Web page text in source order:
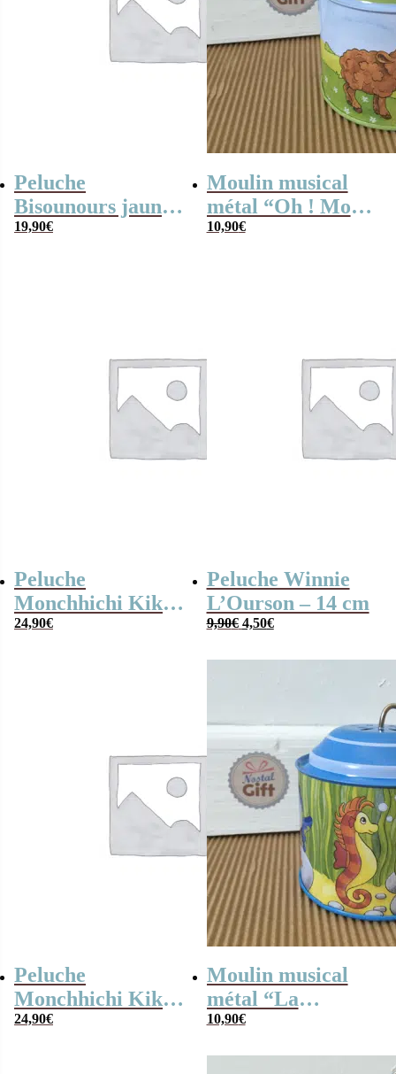
Peluche
Bisounours jaune
(21cm) –
19,90€
Moulin musical
métal “Oh ! Mon
cher Augustin”
10,90€
Peluche
Monchhichi Kiki
Rock (20 cm)
24,90€
Peluche Winnie
L’Ourson – 14 cm
9,90€ Le
4,50€Le
4,50€.
Peluche
Monchhichi Kiki
bavoir marinière
24,90€
Moulin musical
métal “La
symphonie des
10,90€